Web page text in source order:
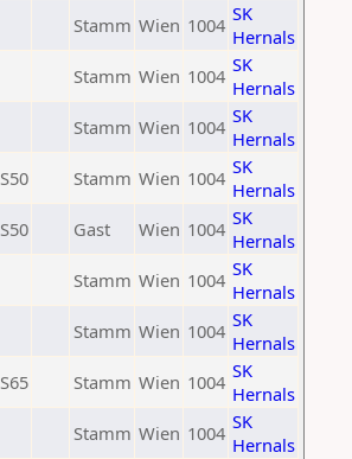
Stamm Wien 1004 SK
Hernals
Stamm Wien 1004 SK
Hernals
Stamm Wien 1004 SK
Hernals
S50 Stamm Wien 1004 SK
Hernals
S50 Gast Wien 1004 SK
Hernals
Stamm Wien 1004 SK
Hernals
Stamm Wien 1004 SK
Hernals
S65 Stamm Wien 1004 SK
Hernals
Stamm Wien 1004 SK
Hernals